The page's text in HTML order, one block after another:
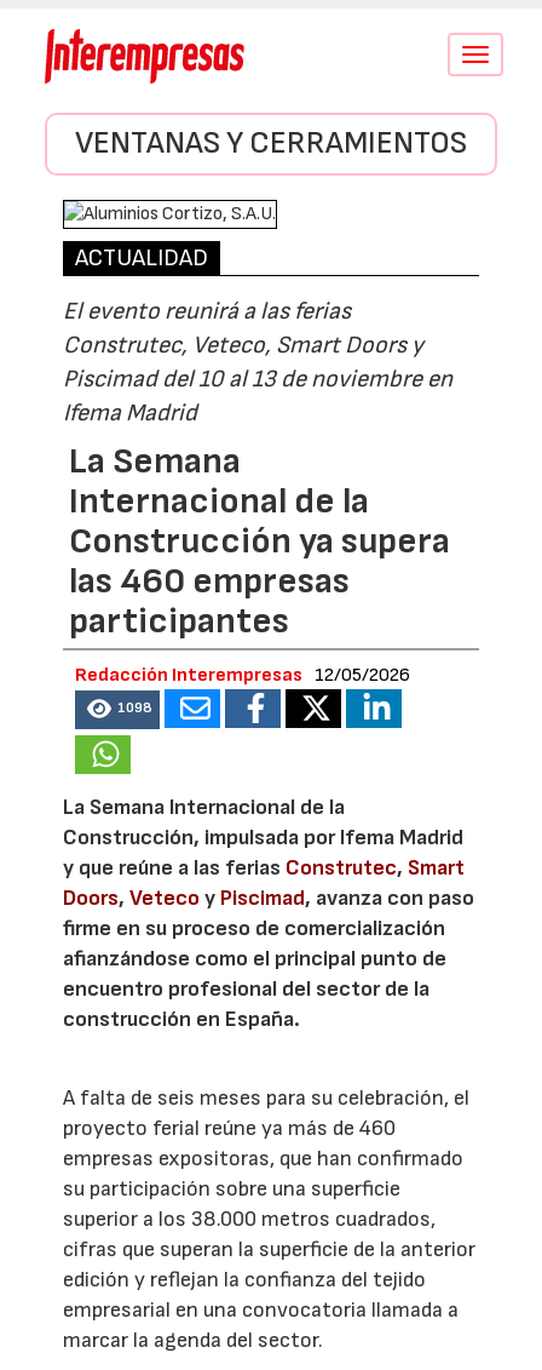
Conmutar
VENTANAS Y CERRAMIENTOS
ACTUALIDAD
El evento reunirá a las ferias
Construtec, Veteco, Smart Doors y
Piscimad del 10 al 13 de noviembre en
Ifema Madrid
La Semana
Internacional de la
Construcción ya supera
las 460 empresas
participantes
Redacción Interempresas 12/05/2026
1098
La Semana Internacional de la
Construcción, impulsada por Ifema Madrid
y que reúne a las ferias Construtec, Smart
Doors,Veteco y Piscimad, avanza con paso
firme en su proceso de comercialización
afianzándose como el principal punto de
encuentro profesional del sector de la
construcción en España.
A falta de seis meses para su celebración, el
proyecto ferial reúne ya más de 460
empresas expositoras, que han confirmado
su participación sobre una superficie
superior a los 38.000 metros cuadrados,
cifras que superan la superficie de la anterior
edición y reflejan la confianza del tejido
empresarial en una convocatoria llamada a
marcar la agenda del sector.